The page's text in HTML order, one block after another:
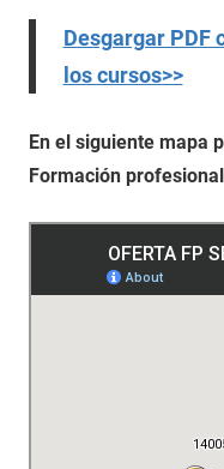
Desgargar PDF
los cursos>>
En el siguiente mapa
Formación